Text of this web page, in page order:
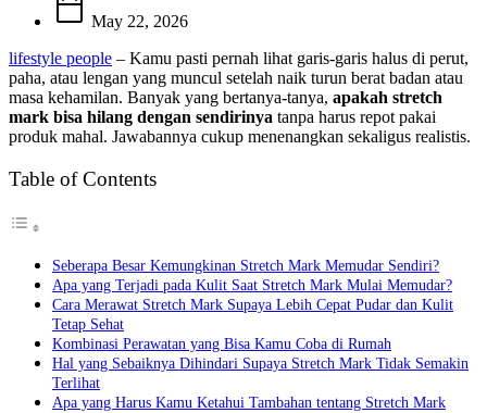
May 22, 2026
lifestyle people – Kamu pasti pernah lihat garis-garis halus di perut,
paha, atau lengan yang muncul setelah naik turun berat badan atau
masa kehamilan. Banyak yang bertanya-tanya, apakah stretch
mark bisa hilang dengan sendirinya tanpa harus repot pakai
produk mahal. Jawabannya cukup menenangkan sekaligus realistis.
Table of Contents
Seberapa Besar Kemungkinan Stretch Mark Memudar Sendiri?
Apa yang Terjadi pada Kulit Saat Stretch Mark Mulai Memudar?
Cara Merawat Stretch Mark Supaya Lebih Cepat Pudar dan Kulit
Tetap Sehat
Kombinasi Perawatan yang Bisa Kamu Coba di Rumah
Hal yang Sebaiknya Dihindari Supaya Stretch Mark Tidak Semakin
Terlihat
Apa yang Harus Kamu Ketahui Tambahan tentang Stretch Mark